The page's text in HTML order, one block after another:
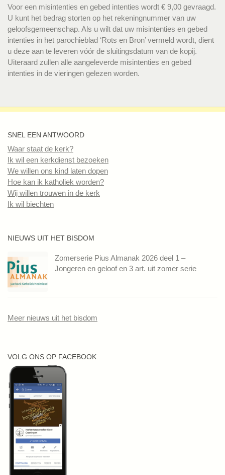
Voor een misintenties en gebed intenties wordt € 9,00 gevraagd.
U kunt het bedrag storten op het rekeningnummer van uw
geloofsgemeenschap. Als u wilt dat uw misintenties en gebed
intenties in het parochieblad ‘Rots en Bron’ vermeld wordt, dient
u deze aan te leveren vóór de sluitingsdatum van de kopij.
Uiteraard zullen alle aangeleverde misintenties en gebed
intenties in de vieringen gelezen worden.
SNEL EEN ANTWOORD
Waar staat de kerk?
Ik wil een kerkdienst bezoeken
We willen ons kind laten dopen
Hoe kan ik katholiek worden?
Wij willen trouwen in de kerk
Ik wil biechten
NIEUWS UIT HET BISDOM
Zomerserie Pius Almanak 2026 deel 1 –
Jongeren en geloof en 3 art. uit zomer serie
Meer nieuws uit het bisdom
VOLG ONS OP FACEBOOK